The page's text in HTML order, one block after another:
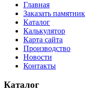
Главная
Заказать памятник
Каталог
Калькулятор
Карта сайта
Производство
Новости
Контакты
Каталог